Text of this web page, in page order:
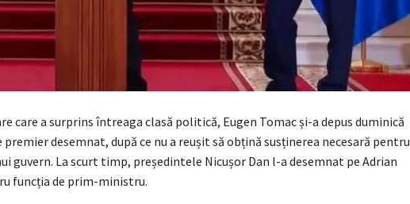
care a surprins întreaga clasă politică, Eugen Tomac și-a depus duminică
premier desemnat, după ce nu a reușit să obțină susținerea necesară pentru
guvern. La scurt timp, președintele Nicușor Dan l-a desemnat pe Adrian
funcția de prim-ministru.